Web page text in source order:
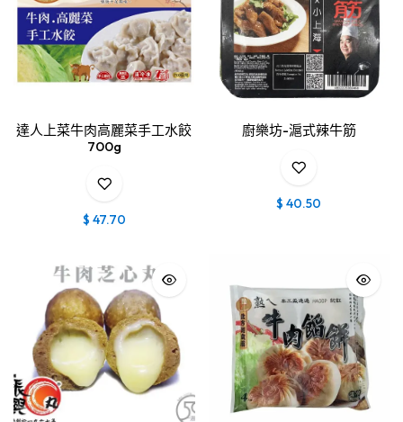
達人上菜牛肉高麗菜手工水餃
700g
$ 47.70
廚樂坊-滬式辣牛筋
$40.50